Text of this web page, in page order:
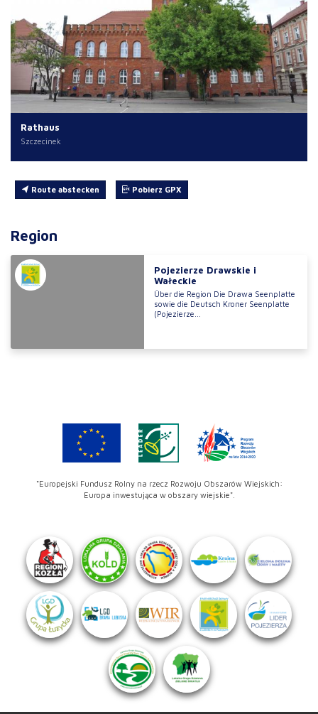
Rathaus
Szczecinek
Route abstecken Pobierz GPX
Region
Pojezierze Drawskie i
Wałeckie
Über die Region Die Drawa Seenplatte
sowie die Deutsch Kroner Seenplatte
(Pojezierze...
"Europejski Fundusz Rolny na rzecz Rozwoju Obszarów Wiejskich:
Europa inwestująca w obszary wiejskie".